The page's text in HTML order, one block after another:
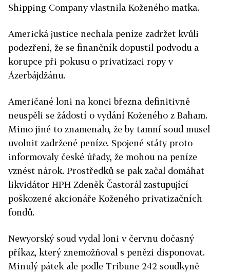
Shipping Company vlastnila Koženého matka.
Americká justice nechala peníze zadržet kvůli
podezření, že se finančník dopustil podvodu a
korupce při pokusu o privatizaci ropy v
Ázerbájdžánu.
Američané loni na konci března definitivně
neuspěli se žádostí o vydání Koženého z Baham.
Mimo jiné to znamenalo, že by tamní soud musel
uvolnit zadržené peníze. Spojené státy proto
informovaly české úřady, že mohou na peníze
vznést nárok. Prostředků se pak začal domáhat
likvidátor HPH Zdeněk Častorál zastupující
poškozené akcionáře Koženého privatizačních
fondů.
Newyorský soud vydal loni v červnu dočasný
příkaz, který znemožňoval s penězi disponovat.
Minulý pátek ale podle Tribune 242 soudkyně